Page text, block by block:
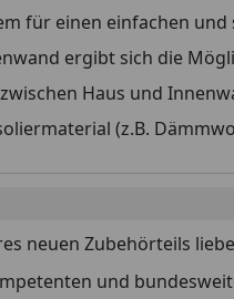
für einen einfachen und
ergibt sich die
Haus und
(z.B.
neuen Zubehörteils
und